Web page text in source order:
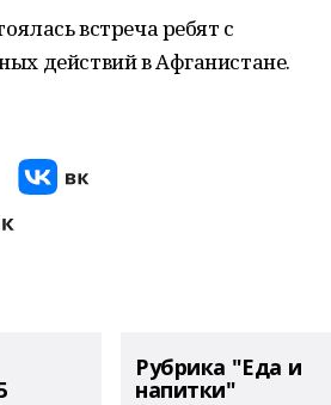
встреча ребят с
действий в Афганистане.
Рубрика "Еда и
напитки"